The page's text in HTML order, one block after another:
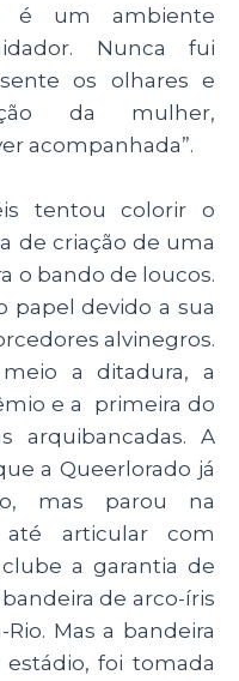
é um ambiente
Nunca fui
os olhares e
da mulher,
acompanhada”.
tentou colorir o
de criação de uma
o bando de loucos.
papel devido a sua
alvinegros.
a ditadura, a
e a primeira do
arquibancadas. A
a Queerlorado já
mas parou na
até articular com
a garantia de
de arco-íris
Mas a bandeira
foi tomada